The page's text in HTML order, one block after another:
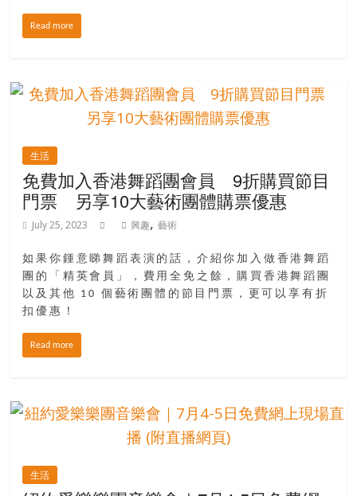
找
寶
藏。
同
抱
著
樂
觀
極
的
態
度，
迎
接
的
人
生。
Read more
生活
免費加入香港舞蹈團會員 9折購買節目
門票 另享10大藝術團體購票優惠
July 25, 2023 興趣,藝術
如果你鍾意睇舞蹈表演的話，介紹你加入做香港舞蹈
團的「精英會員」，費用全免之餘，購買香港舞蹈團
以及其他 10 個藝術團體的節目門票，更可以享有折
扣優惠！
Read more
生活